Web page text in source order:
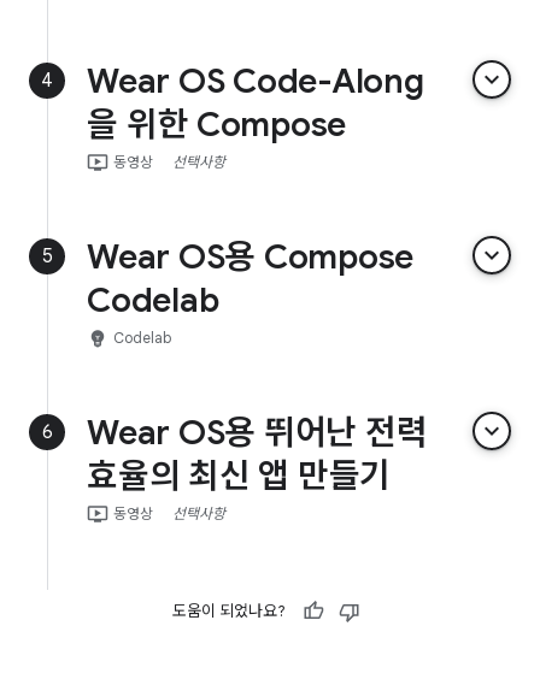
4
Wear OS Code-Along
을 위한 Compose
keyboard_arrow_down
ondemand_video 동영상 선택사항
5
Wear OS용 Compose
Codelab
keyboard_arrow_down
emoji_objects Codelab
6
Wear OS용 뛰어난 전력
효율의 최신 앱 만들기
keyboard_arrow_down
ondemand_video 동영상 선택사항
도움이 되었나요?